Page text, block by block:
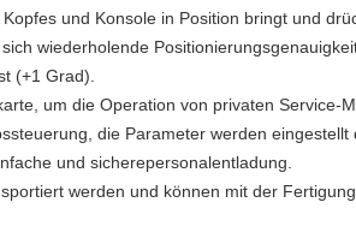
und Konsole in Position bringt und
wiederholende
(+1 Grad).
um die Operation von privaten Service-
die Parameter werden eingestellt
und sicherepersonalentladung.
werden und können mit der